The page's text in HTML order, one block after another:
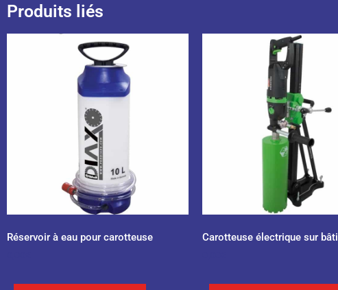
Produits liés
Réservoir à eau pour carotteuse Carotteuse électrique sur bâti